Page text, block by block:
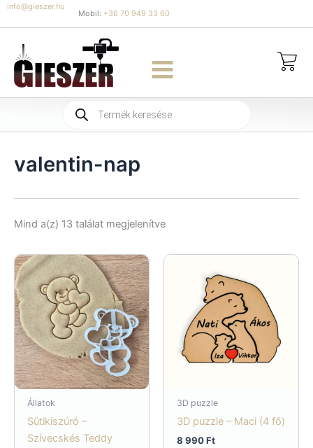
Skip
to
content
info@gieszer.hu
Mobil: +36 70 949 33 60
Products
search
valentin-nap
Mind a(z) 13 találat megjelenítveSorted
Állatok
Sütikiszúró –
Szívecskés Teddy
3D puzzle
3D puzzle – Maci (4 fő)
8 990Ft